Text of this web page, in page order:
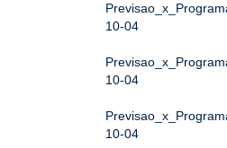
10-04
10-04
10-04